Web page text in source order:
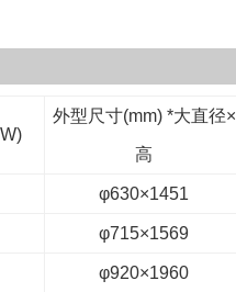
外型尺寸(mm) *大直径×
高
φ630×1451
φ715×1569
φ920×1960